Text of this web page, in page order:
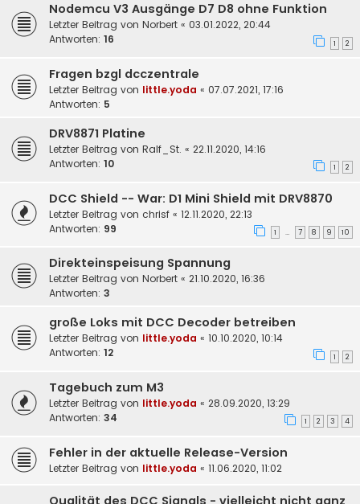
Nodemcu V3 Ausgänge D7 D8 ohne Funktion
Letzter Beitrag von Norbert « 03.01.2022, 20:44
Antworten: 16 1 2
Fragen bzgl dcczentrale
Letzter Beitrag von little.yoda « 07.07.2021, 17:16
Antworten: 5
DRV8871 Platine
Letzter Beitrag von Ralf_St. « 22.11.2020, 14:16
Antworten: 10 1 2
DCC Shield -- War: D1 Mini Shield mit DRV8870
Letzter Beitrag von chrisf « 12.11.2020, 22:13
Antworten: 99 1 … 7 8 9 10
Direkteinspeisung Spannung
Letzter Beitrag von Norbert « 21.10.2020, 16:36
Antworten: 3
große Loks mit DCC Decoder betreiben
Letzter Beitrag von little.yoda « 10.10.2020, 10:14
Antworten: 12 1 2
Tagebuch zum M3
Letzter Beitrag von little.yoda « 28.09.2020, 13:29
Antworten: 34 1 2 3 4
Fehler in der aktuelle Release-Version
Letzter Beitrag von little.yoda « 11.06.2020, 11:02
Qualität des DCC Signals - vielleicht nicht ganz